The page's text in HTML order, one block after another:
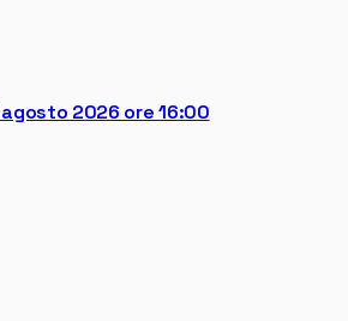
agosto 2026 ore 16:00